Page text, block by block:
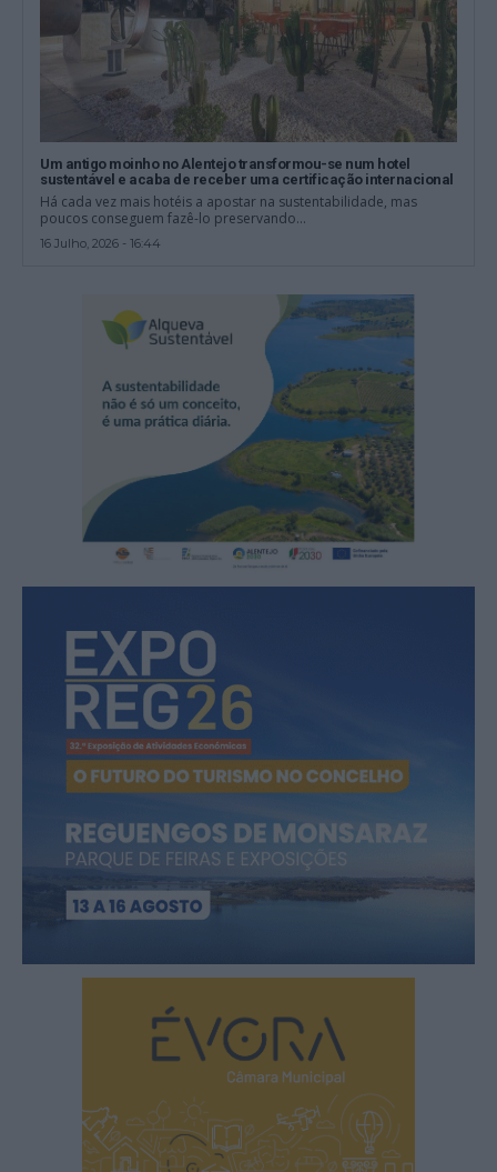
Um antigo moinho no Alentejo transformou-se num hotel
sustentável e acaba de receber uma certificação internacional
Há cada vez mais hotéis a apostar na sustentabilidade, mas
poucos conseguem fazê-lo preservando...
16 Julho, 2026 - 16:44